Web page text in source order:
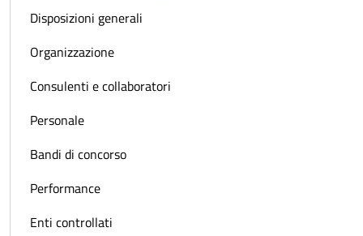
Disposizioni generali
Organizzazione
Consulenti e collaboratori
Personale
Bandi di concorso
Performance
Enti controllati